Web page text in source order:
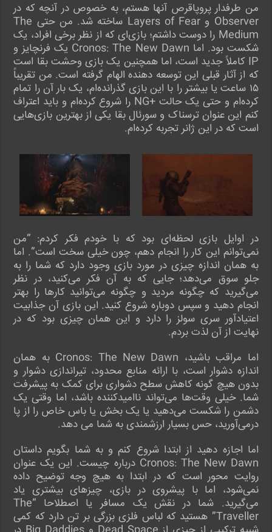
من طرفدار پروپاقرص آنها هستم، به خصوص در آنچه که در
Observer و Layers of Fear ساخته شد. من حتی The
Medium را دوست داشتم؛ بازی‌ای که از نظر برخی افراد، یک
شکست بود. اما Cronos: The New Dawn یک فرنچایز و
IP کاملاً جدید است، اما همچنین یک بازی وحشت بقا است
که از آثار قبلی این توسعه دهنده الهام گرفته است. من تقریباً
۱۵ ساعت یا بیشتر را با این بازی گذرانده‌ام، یک بار آن را تمام
کرده‌ام و حتی یک حالت +NG را شروع کرده‌ام و باید اعتراف
کنم این عنوان ترسناک و سورئال بقا یکی از بهترین بازی‌هایی
است که در این ژانر تجربه کرده‌ام.
در اوایل بازی لحظه‌ای بود که با خودم فکر کردم: “من
نمی‌توانم این کار را انجام دهم، چون خیلی سخت است”. اما
به همان اندازه چیزی در مورد بازی وجود دارد که شما را به
جلو سوق می‌دهد؛ جایی که به آن فکر می‌کنید، در نظر
می‌گیرید که چگونه مردید و چگونه می‌توانید کارها را بهتر
انجام دهید و سپس دوباره شروع کنید. این بازی آن جذابیت
اعتیادآور سری سولز را دارد و این همان چیزی بود که در
نهایت از آن لذت بردم.
اما مراقب باشید، Cronos: The New Dawn به همان
اندازه دشوار است، با ارائه منابع محدود، تیراندازی دشوار و
بدون هیچ گونه کاهش سطح دشواری برای کمک به پیشرفت
شما. خیلی وقت‌ها می‌تواند ناامیدکننده باشد، اما وقتی یک
دشمن را شکست می‌دهید یا یک بخش یا باس خاص را از پا
درمی‌آورید، حس بسیار ارزشمندی به شما می دهد.
اما اجازه دهید از ابتدا شروع کنم و به شما بگویم داستان
Cronos: The New Dawn درباره چیست. این یک عنوان
روایت محور است که در ابتدا به هیچ وجه توضیح داده
نمی‌شود، اما با پیشروی در بازی، چیزهای بیشتری یاد
می‌گیرید. شما در نقش یک مسافر یا اصطلاحا “The
Traveller” هستید که لباس فلزی بزرگی بر تن دارد که کمی